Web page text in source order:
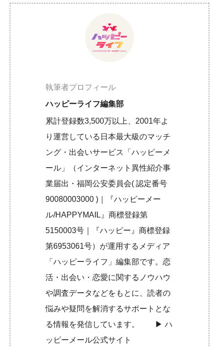
執筆者プロフィール
ハッピーライフ編集部
累計登録数3,500万以上、2001年よ
り運営している日本最大級のマッチ
ング・出会いサービス「ハッピーメ
ール」（インターネット異性紹介事
業届出・福岡公安委員会( 認定番号
90080003000 )｜『ハッピーメー
ル/HAPPYMAIL』商標登録第
5150003号｜『ハッピー』商標登録
第6953061号）が運用するメディア
「ハッピーライフ」編集部です。恋
活・出会い・恋愛に関するノウハウ
や調査データなどをもとに、読者の
悩みや疑問を解消するサポートとな
る情報を発信しています。 ▶︎ハ
ッピーメール公式サイト